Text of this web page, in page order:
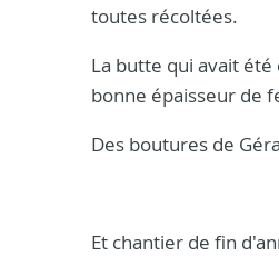
toutes récoltées.
La butte qui avait
bonne épaisseur de
Des boutures de
Et chantier de fin